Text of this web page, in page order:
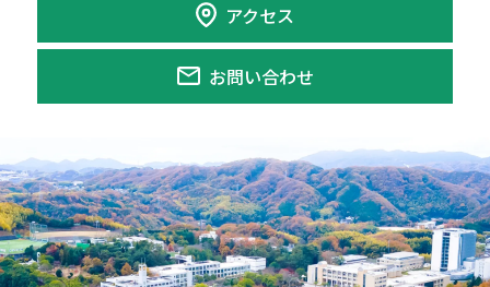
アクセス
お問い合わせ